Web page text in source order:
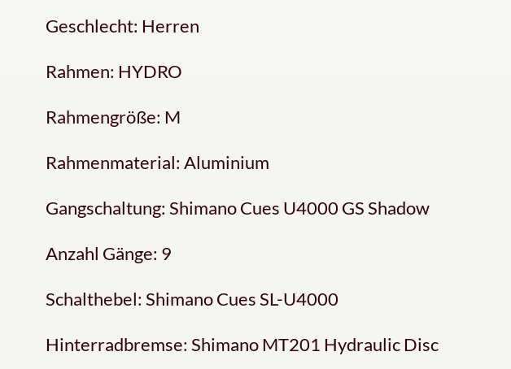
Geschlecht: Herren
Rahmen: HYDRO
Rahmengröße: M
Rahmenmaterial: Aluminium
Gangschaltung: Shimano Cues U4000 GS Shadow
Anzahl Gänge: 9
Schalthebel: Shimano Cues SL-U4000
Hinterradbremse: Shimano MT201 Hydraulic Disc